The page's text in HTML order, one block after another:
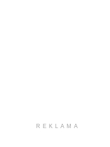
REKLAMA